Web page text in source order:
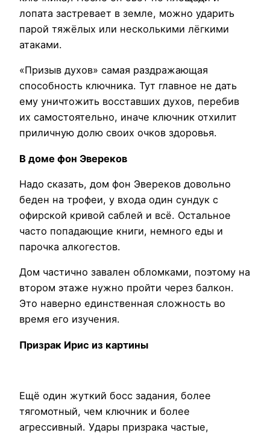
лопата застревает в земле, можно ударить
парой тяжёлых или несколькими лёгкими
атаками.
«Призыв духов» самая раздражающая
способность ключника. Тут главное не дать
ему уничтожить восставших духов, перебив
их самостоятельно, иначе ключник отхилит
приличную долю своих очков здоровья.
В доме фон Эвереков
Надо сказать, дом фон Эвереков довольно
беден на трофеи, у входа один сундук с
офирской кривой саблей и всё. Остальное
часто попадающие книги, немного еды и
парочка алкогестов.
Дом частично завален обломками, поэтому на
втором этаже нужно пройти через балкон.
Это наверно единственная сложность во
время его изучения.
Призрак Ирис из картины
Ещё один жуткий босс задания, более
тягомотный, чем ключник и более
агрессивный. Удары призрака частые,